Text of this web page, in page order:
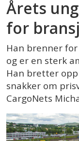
Årets
for
Han brenner
og er en sterk
Han bretter
snakker om
CargoNets